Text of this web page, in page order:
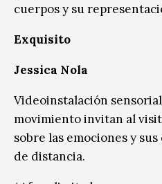
cuerpos y su
Exquisito
Jessica Nola
Videoinstalación sensorial
movimiento invitan al
sobre las emociones y
de distancia.